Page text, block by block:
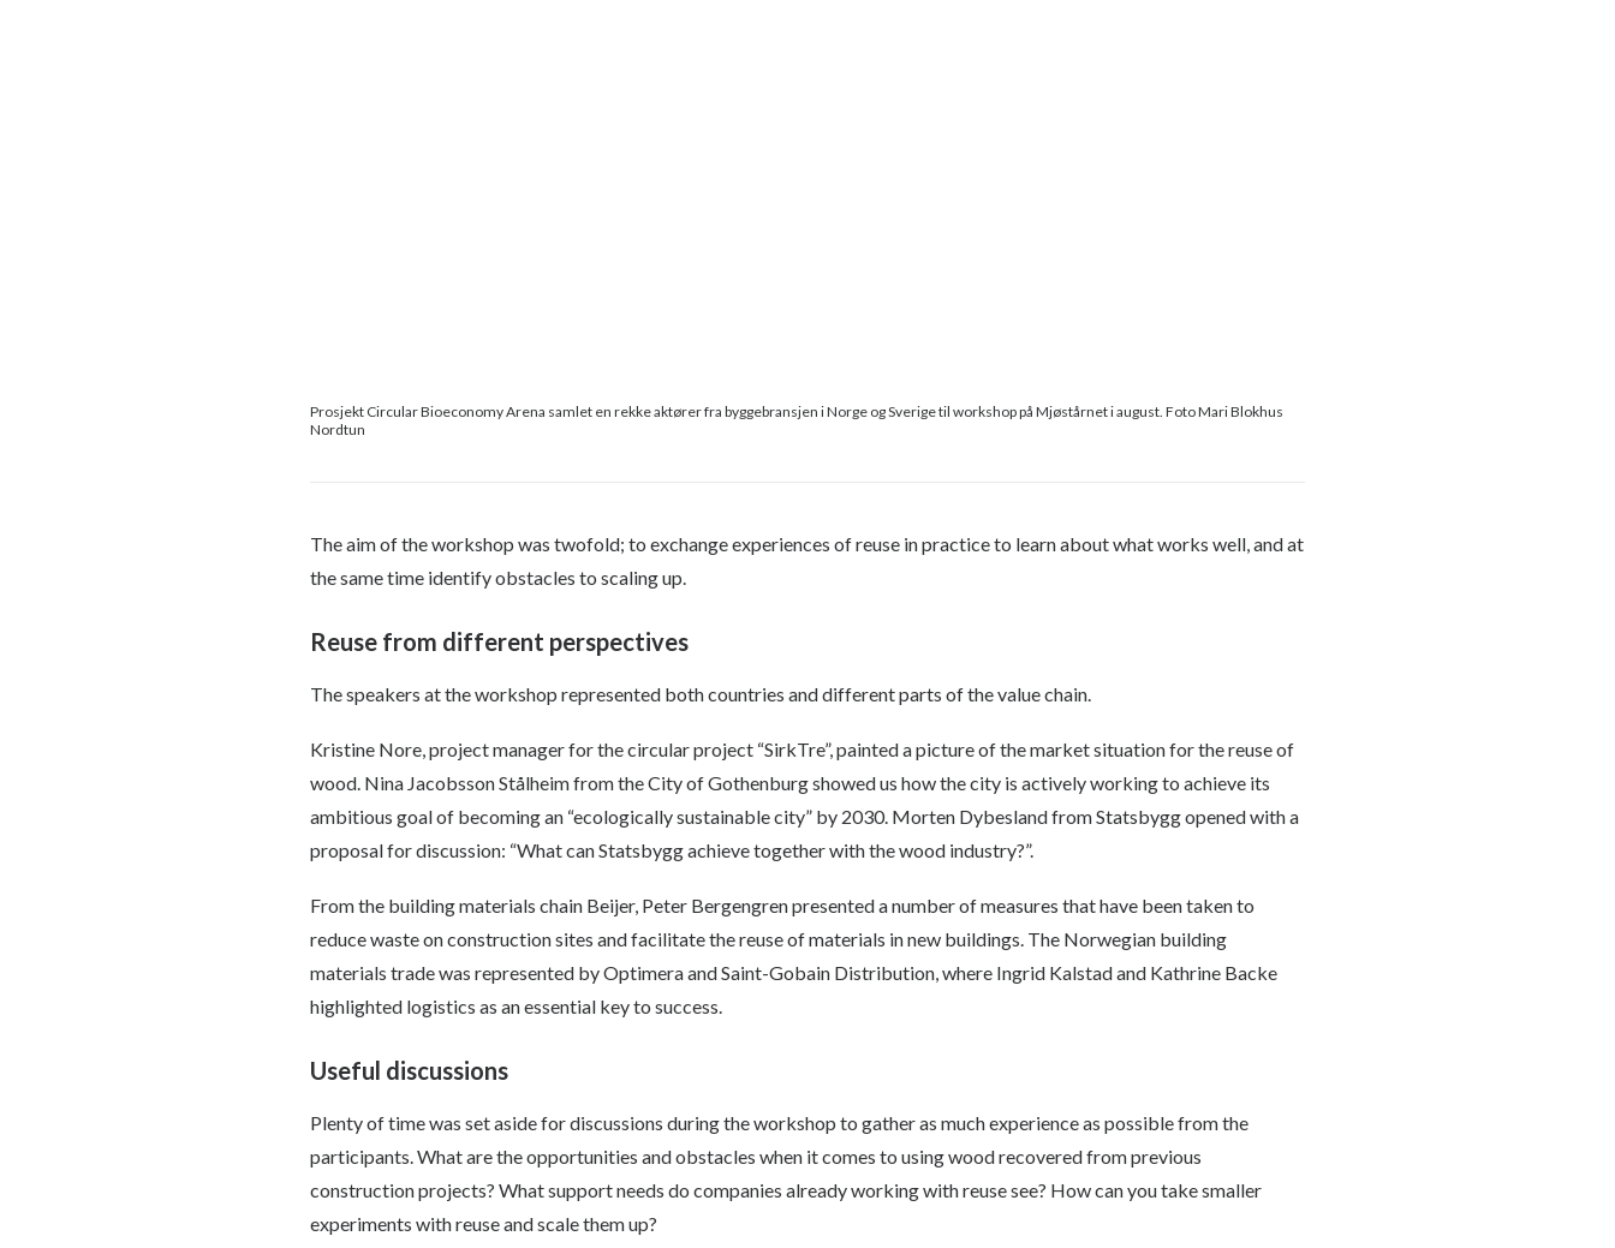
Prosjekt Circular Bioeconomy Arena samlet en rekke aktører fra byggebransjen i Norge og Sverige til workshop på Mjøstårnet i august. Foto Mari Blokhus
Nordtun
The aim of the workshop was twofold; to exchange experiences of reuse in practice to learn about what works well, and at
the same time identify obstacles to scaling up.
Reuse from different perspectives
The speakers at the workshop represented both countries and different parts of the value chain.
Kristine Nore, project manager for the circular project “SirkTre”, painted a picture of the market situation for the reuse of
wood. Nina Jacobsson Stålheim from the City of Gothenburg showed us how the city is actively working to achieve its
ambitious goal of becoming an “ecologically sustainable city” by 2030. Morten Dybesland from Statsbygg opened with a
proposal for discussion: “What can Statsbygg achieve together with the wood industry?”.
From the building materials chain Beijer, Peter Bergengren presented a number of measures that have been taken to
reduce waste on construction sites and facilitate the reuse of materials in new buildings. The Norwegian building
materials trade was represented by Optimera and Saint-Gobain Distribution, where Ingrid Kalstad and Kathrine Backe
highlighted logistics as an essential key to success.
Useful discussions
Plenty of time was set aside for discussions during the workshop to gather as much experience as possible from the
participants. What are the opportunities and obstacles when it comes to using wood recovered from previous
construction projects? What support needs do companies already working with reuse see? How can you take smaller
experiments with reuse and scale them up?